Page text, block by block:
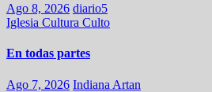
Ago 8, 2026 diario5
Iglesia Cultura Culto
En todas partes
Ago 7, 2026 Indiana Artan